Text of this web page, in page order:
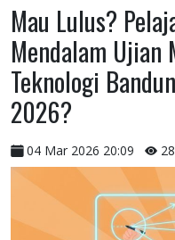
Mau Lulus?
Mendalam
Teknologi
2026?
04 Mar 2026 20:09